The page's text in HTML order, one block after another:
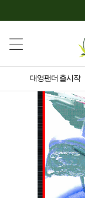
대영팬더 출시작